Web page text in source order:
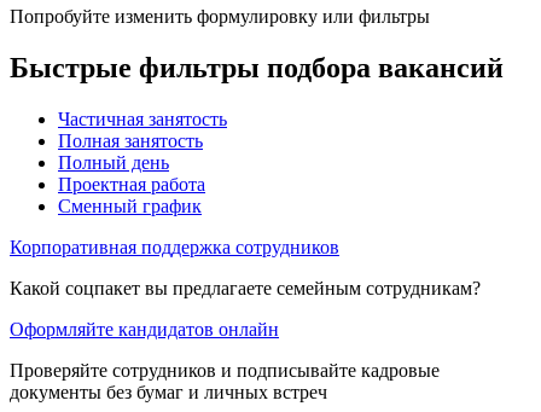
Попробуйте изменить формулировку или фильтры
Быстрые фильтры подбора вакансий
Частичная занятость
Полная занятость
Полный день
Проектная работа
Сменный график
Корпоративная поддержка сотрудников
Какой соцпакет вы предлагаете семейным сотрудникам?
Оформляйте кандидатов онлайн
Проверяйте сотрудников и подписывайте кадровые
документы без бумаг и личных встреч